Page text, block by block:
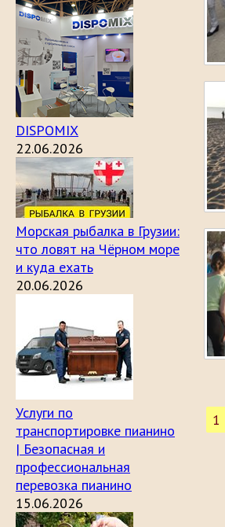
DISPOMIX
22.06.2026
Морская рыбалка в Грузии:
что ловят на Чёрном море
и куда ехать
20.06.2026
Услуги по
транспортировке пианино
| Безопасная и
профессиональная
перевозка пианино
15.06.2026
1